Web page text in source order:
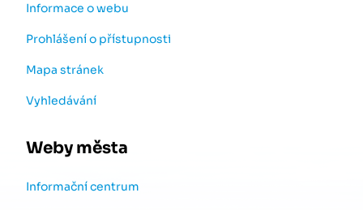
Informace o webu
Prohlášení o přístupnosti
Mapa stránek
Vyhledávání
Weby města
Informační centrum